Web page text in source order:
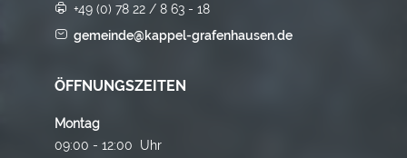
+49 (0) 78 22 / 8 63 - 18
gemeinde@kappel-grafenhausen.de
ÖFFNUNGSZEITEN
Montag
09:00 - 12:00 Uhr